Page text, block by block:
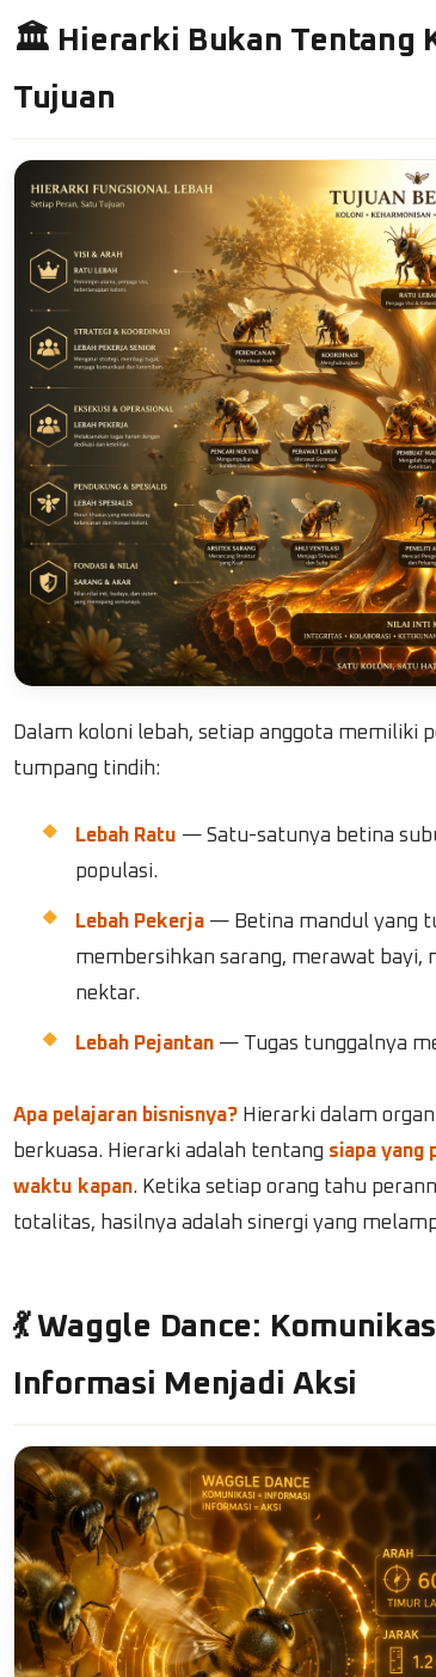
🏛️ Hierarki Bukan Tentang
Tujuan
Dalam koloni lebah, setiap anggota memiliki
tumpang tindih:
Lebah Ratu — Satu-satunya betina
populasi.
Lebah Pekerja — Betina mandul yang
membersihkan sarang, merawat bayi,
nektar.
Lebah Pejantan — Tugas tunggalnya
Apa pelajaran bisnisnya? Hierarki dalam
berkuasa. Hierarki adalah tentang siapa yang
waktu kapan. Ketika setiap orang tahu
totalitas, hasilnya adalah sinergi yang
💃 Waggle Dance:
Informasi Menjadi Aksi